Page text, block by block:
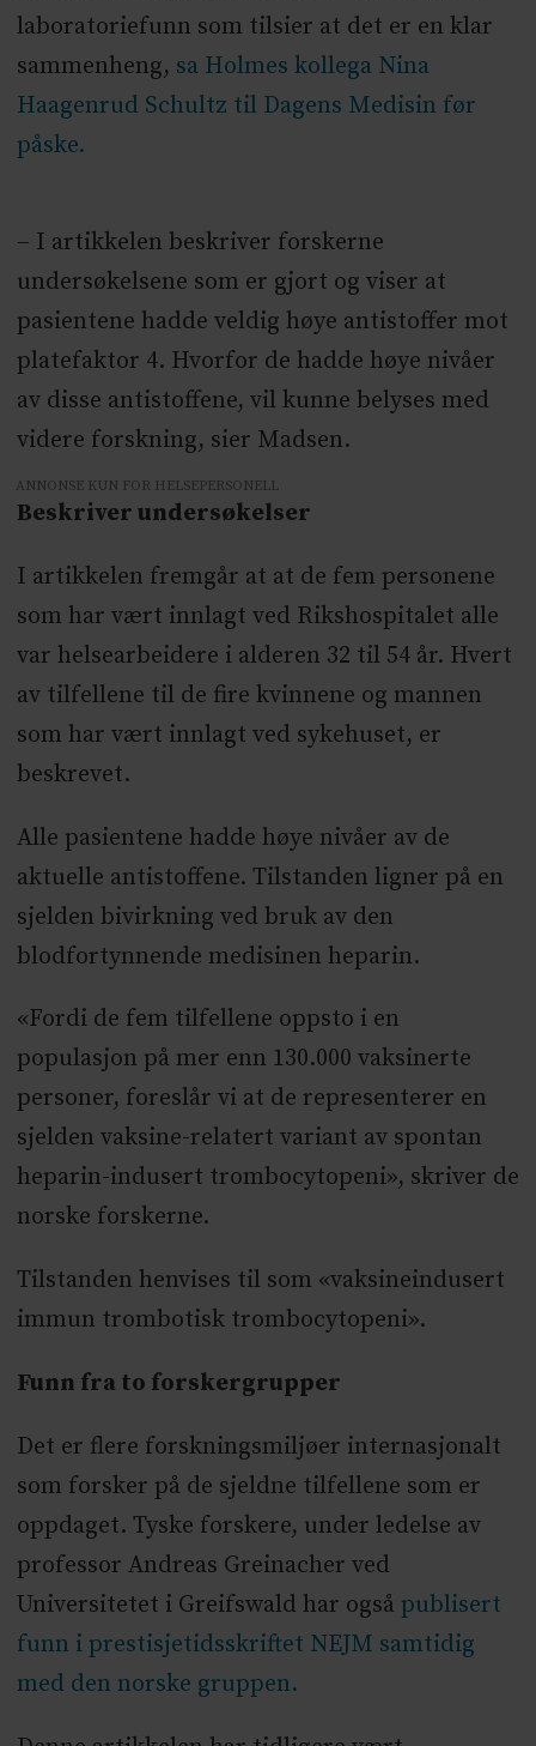
laboratoriefunn som tilsier at det er en klar
sammenheng, sa Holmes kollega Nina
Haagenrud Schultz til Dagens Medisin før
påske.
– I artikkelen beskriver forskerne
undersøkelsene som er gjort og viser at
pasientene hadde veldig høye antistoffer mot
platefaktor 4. Hvorfor de hadde høye nivåer
av disse antistoffene, vil kunne belyses med
videre forskning, sier Madsen.
ANNONSE KUN FOR HELSEPERSONELL
Beskriver undersøkelser
I artikkelen fremgår at at de fem personene
som har vært innlagt ved Rikshospitalet alle
var helsearbeidere i alderen 32 til 54 år. Hvert
av tilfellene til de fire kvinnene og mannen
som har vært innlagt ved sykehuset, er
beskrevet.
Alle pasientene hadde høye nivåer av de
aktuelle antistoffene. Tilstanden ligner på en
sjelden bivirkning ved bruk av den
blodfortynnende medisinen heparin.
«Fordi de fem tilfellene oppsto i en
populasjon på mer enn 130.000 vaksinerte
personer, foreslår vi at de representerer en
sjelden vaksine-relatert variant av spontan
heparin-indusert trombocytopeni», skriver de
norske forskerne.
Tilstanden henvises til som «vaksineindusert
immun trombotisk trombocytopeni».
Funn fra to forskergrupper
Det er flere forskningsmiljøer internasjonalt
som forsker på de sjeldne tilfellene som er
oppdaget. Tyske forskere, under ledelse av
professor Andreas Greinacher ved
Universitetet i Greifswald har også publisert
funn i prestisjetidsskriftet NEJM samtidig
med den norske gruppen.